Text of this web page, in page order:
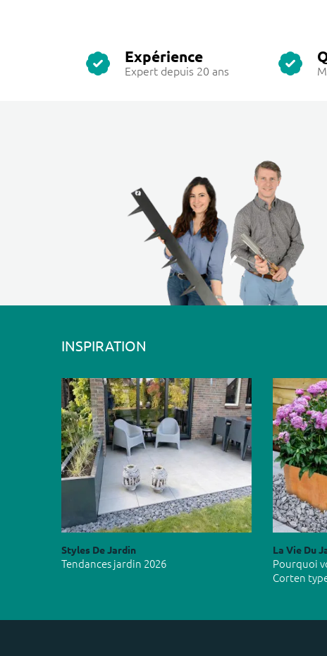
Expérience
Expert depuis 20 ans
INSPIRATION
Styles De Jardin
Tendances jardin 2026
La Vie Du
Pourquoi
Corten